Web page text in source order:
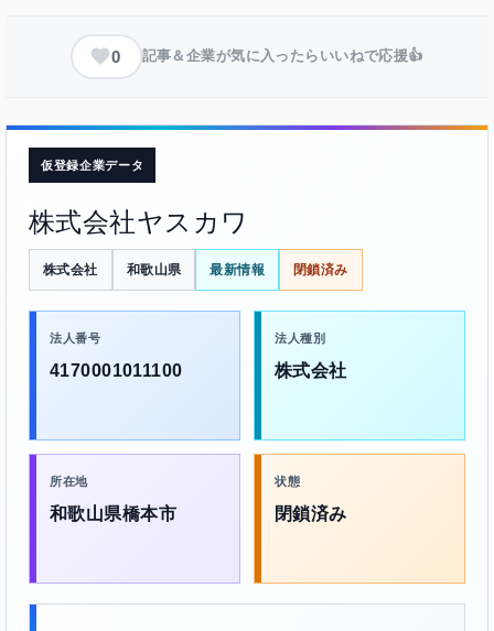
0 記事＆企業が気に入ったらいいねで応援👍
仮登録企業データ
株式会社ヤスカワ
株式会社 和歌山県 最新情報 閉鎖済み
法人番号
4170001011100
法人種別
株式会社
所在地
和歌山県橋本市
状態
閉鎖済み